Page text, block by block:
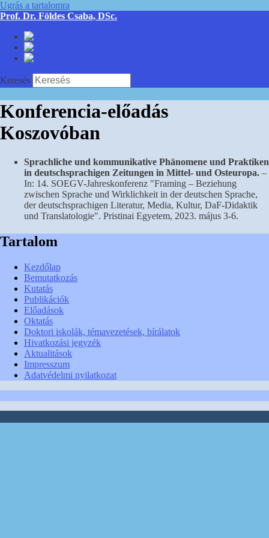
Ugrás a tartalomra
Prof. Dr. Földes Csaba, DSc.
Keresés
Konferencia-előadás
Koszovóban
Sprachliche und kommunikative Phänomene und Praktiken
in deutschsprachigen Zeitungen in Mittel- und Osteuropa. –
In: 14. SOEGV-Jahreskonferenz "Framing – Beziehung
zwischen Sprache und Wirklichkeit in der deutschen Sprache,
der deutschsprachigen Literatur, Media, Kultur, DaF-Didaktik
und Translatologie". Pristinai Egyetem, 2023. május 3-6.
Tartalom
Kezdőlap
Bemutatkozás
Kutatás
Publikációk
Előadások
Oktatás
Doktori iskolák, témavezetések, bírálatok
Hivatkozási jegyzék
Aktualitások
Impresszum
Adatvédelmi nyilatkozat